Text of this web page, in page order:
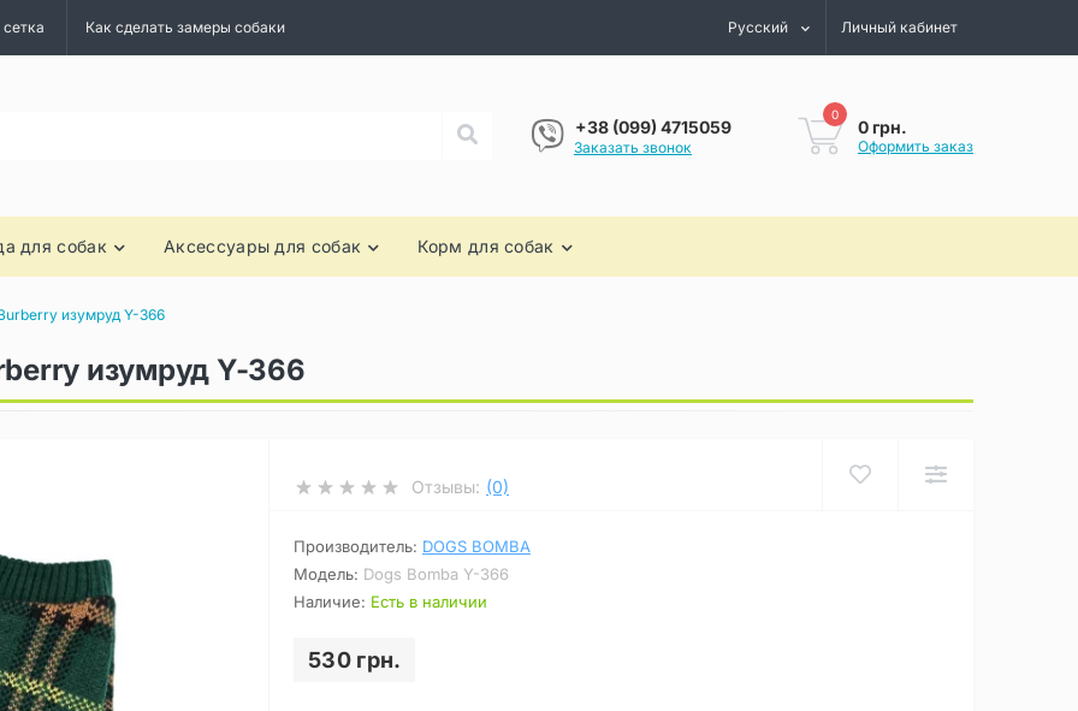
Как сделать замеры собаки Русский Личный кабинет
+38 (099) 4715059
Заказать звонок
0
0 грн.
Оформить заказ
для собак Аксессуары для собак Корм для собак
изумруд Y-366
изумруд Y-366
Отзывы: (0)
Производитель: DOGS BOMBA
Модель: Dogs Bomba Y-366
Наличие: Есть в наличии
530 грн.